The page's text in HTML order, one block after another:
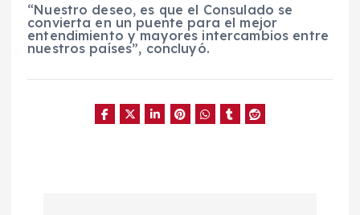
“Nuestro deseo, es que el Consulado se
convierta en un puente para el mejor
entendimiento y mayores intercambios entre
nuestros países”, concluyó.